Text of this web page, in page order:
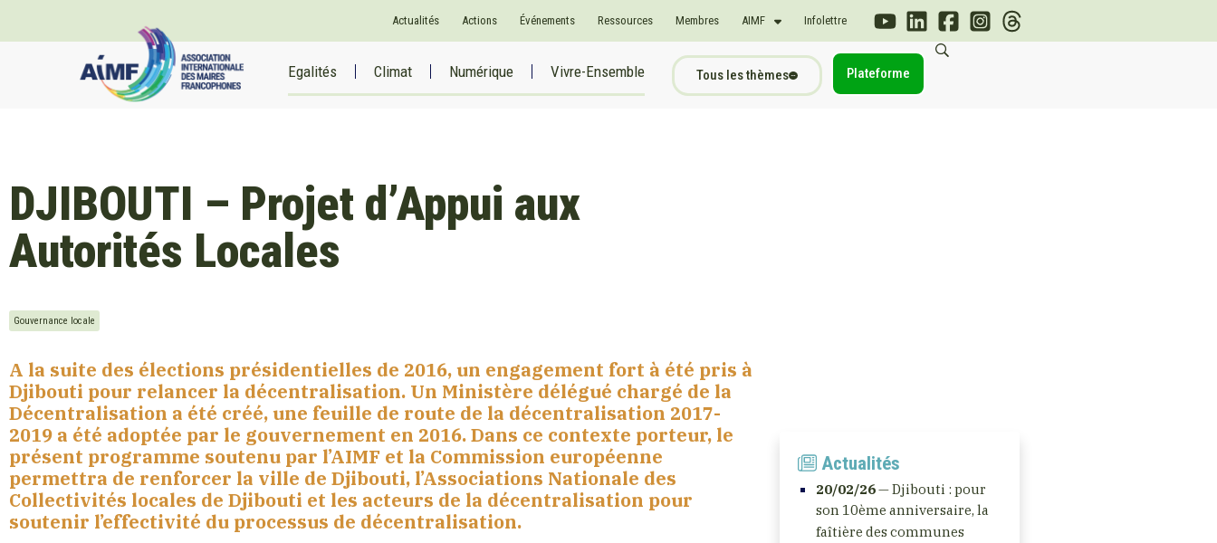
Actualités Actions Événements Ressources Membres AIMF Infolettre
Egalités Climat Numérique Vivre-Ensemble Tous les thèmes Plateforme
DJIBOUTI – Projet d’Appui aux
Autorités Locales
Gouvernance locale
A la suite des élections présidentielles de 2016, un engagement fort à été pris à
Djibouti pour relancer la décentralisation. Un Ministère délégué chargé de la
Décentralisation a été créé, une feuille de route de la décentralisation 2017-
2019 a été adoptée par le gouvernement en 2016. Dans ce contexte porteur, le
présent programme soutenu par l’AIMF et la Commission européenne
permettra de renforcer la ville de Djibouti, l’Associations Nationale des
Collectivités locales de Djibouti et les acteurs de la décentralisation pour
soutenir l’effectivité du processus de décentralisation.
Actualités
20/02/26— Djibouti : pour
son 10ème anniversaire, la
faîtière des communes